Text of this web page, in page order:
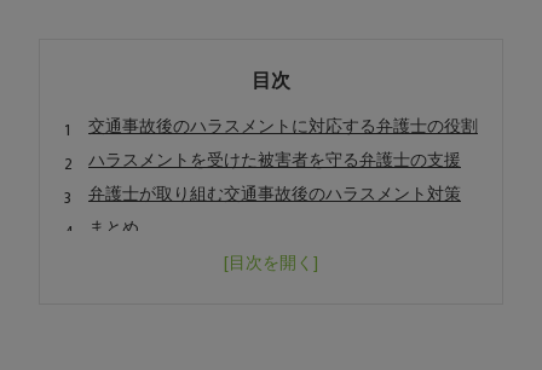
目次
交通事故後のハラスメントに対応する弁護士の役割
ハラスメントを受けた被害者を守る弁護士の支援
弁護士が取り組む交通事故後のハラスメント対策
まとめ